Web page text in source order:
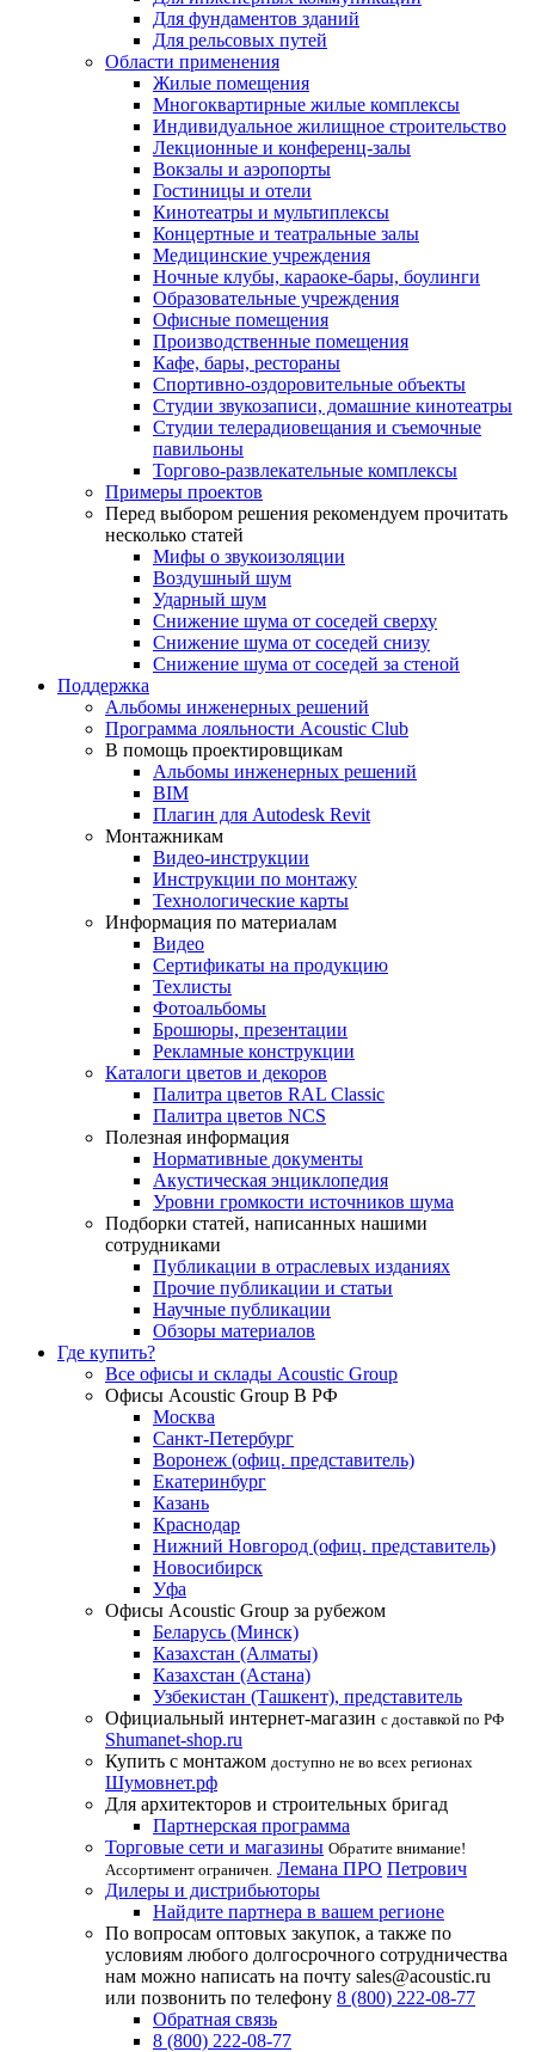
Для фундаментов зданий
Для рельсовых путей
Области применения
Жилые помещения
Многоквартирные жилые комплексы
Индивидуальное жилищное строительство
Лекционные и конференц-залы
Вокзалы и аэропорты
Гостиницы и отели
Кинотеатры и мультиплексы
Концертные и театральные залы
Медицинские учреждения
Ночные клубы, караоке-бары, боулинги
Образовательные учреждения
Офисные помещения
Производственные помещения
Кафе, бары, рестораны
Спортивно-оздоровительные объекты
Студии звукозаписи, домашние кинотеатры
Студии телерадиовещания и съемочные
павильоны
Торгово-развлекательные комплексы
Примеры проектов
Перед выбором решения рекомендуем прочитать
несколько статей
Мифы о звукоизоляции
Воздушный шум
Ударный шум
Снижение шума от соседей сверху
Снижение шума от соседей снизу
Снижение шума от соседей за стеной
Поддержка
Альбомы инженерных решений
Программа лояльности Acoustic Club
В помощь проектировщикам
Альбомы инженерных решений
BIM
Плагин для Autodesk Revit
Монтажникам
Видео-инструкции
Инструкции по монтажу
Технологические карты
Информация по материалам
Видео
Сертификаты на продукцию
Техлисты
Фотоальбомы
Брошюры, презентации
Рекламные конструкции
Каталоги цветов и декоров
Палитра цветов RAL Сlassic
Палитра цветов NCS
Полезная информация
Нормативные документы
Акустическая энциклопедия
Уровни громкости источников шума
Подборки статей, написанных нашими
сотрудниками
Публикации в отраслевых изданиях
Прочие публикации и статьи
Научные публикации
Обзоры материалов
Где купить?
Все офисы и склады Acoustic Group
Офисы Acoustic Group В РФ
Москва
Санкт-Петербург
Воронеж (офиц. представитель)
Екатеринбург
Казань
Краснодар
Нижний Новгород (офиц. представитель)
Новосибирск
Уфа
Офисы Acoustic Group за рубежом
Беларусь (Минск)
Казахстан (Алматы)
Казахстан (Астана)
Узбекистан (Ташкент), представитель
Официальный интернет-магазин с доставкой по РФ
Shumanet-shop.ru
Купить с монтажом доступно не во всех регионах
Шумовнет.рф
Для архитекторов и строительных бригад
Партнерская программа
Торговые сети и магазины Обратите внимание!
Ассортимент ограничен. Лемана ПРО Петрович
Дилеры и дистрибьюторы
Найдите партнера в вашем регионе
По вопросам оптовых закупок, а также по
условиям любого долгосрочного сотрудничества
нам можно написать на почту sales@acoustic.ru
или позвонить по телефону 8 (800) 222-08-77
Обратная связь
8 (800) 222-08-77